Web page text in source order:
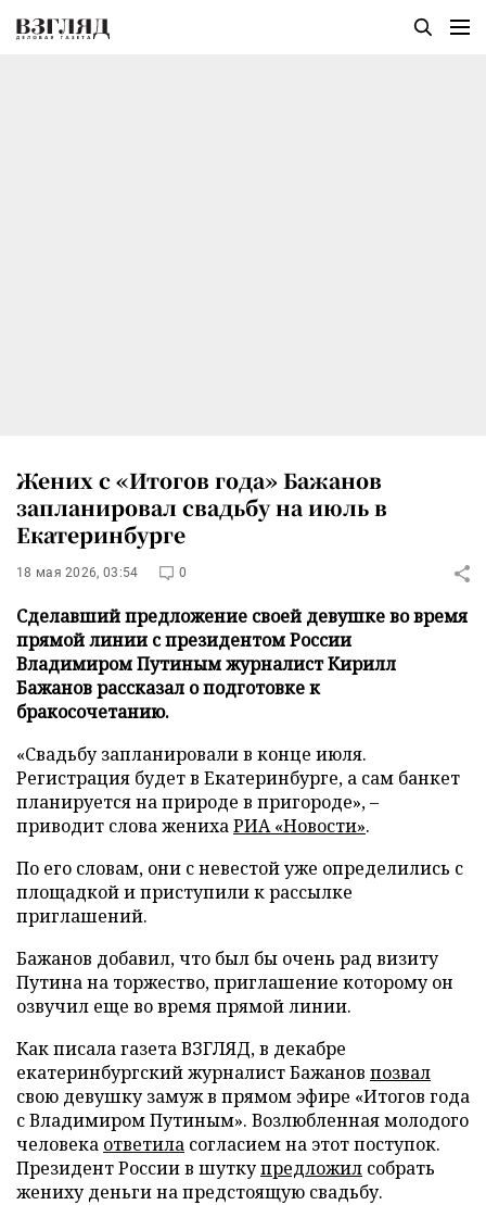
Жених с «Итогов года» Бажанов
запланировал свадьбу на июль в
Екатеринбурге
18 мая 2026, 03:54 0
Сделавший предложение своей девушке во время
прямой линии с президентом России
Владимиром Путиным журналист Кирилл
Бажанов рассказал о подготовке к
бракосочетанию.
«Свадьбу запланировали в конце июля.
Регистрация будет в Екатеринбурге, а сам банкет
планируется на природе в пригороде», –
приводит слова женихаРИА «Новости».
По его словам, они с невестой уже определились с
площадкой и приступили к рассылке
приглашений.
Бажанов добавил, что был бы очень рад визиту
Путина на торжество, приглашение которому он
озвучил еще во время прямой линии.
Как писала газета ВЗГЛЯД, в декабре
екатеринбургский журналист Бажанов позвал
свою девушку замуж в прямом эфире «Итогов года
с Владимиром Путиным». Возлюбленная молодого
человека ответила согласием на этот поступок.
Президент России в шуткупредложил собрать
жениху деньги на предстоящую свадьбу.